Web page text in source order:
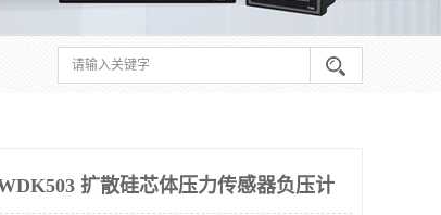
扩散硅芯体压力传感器负压计